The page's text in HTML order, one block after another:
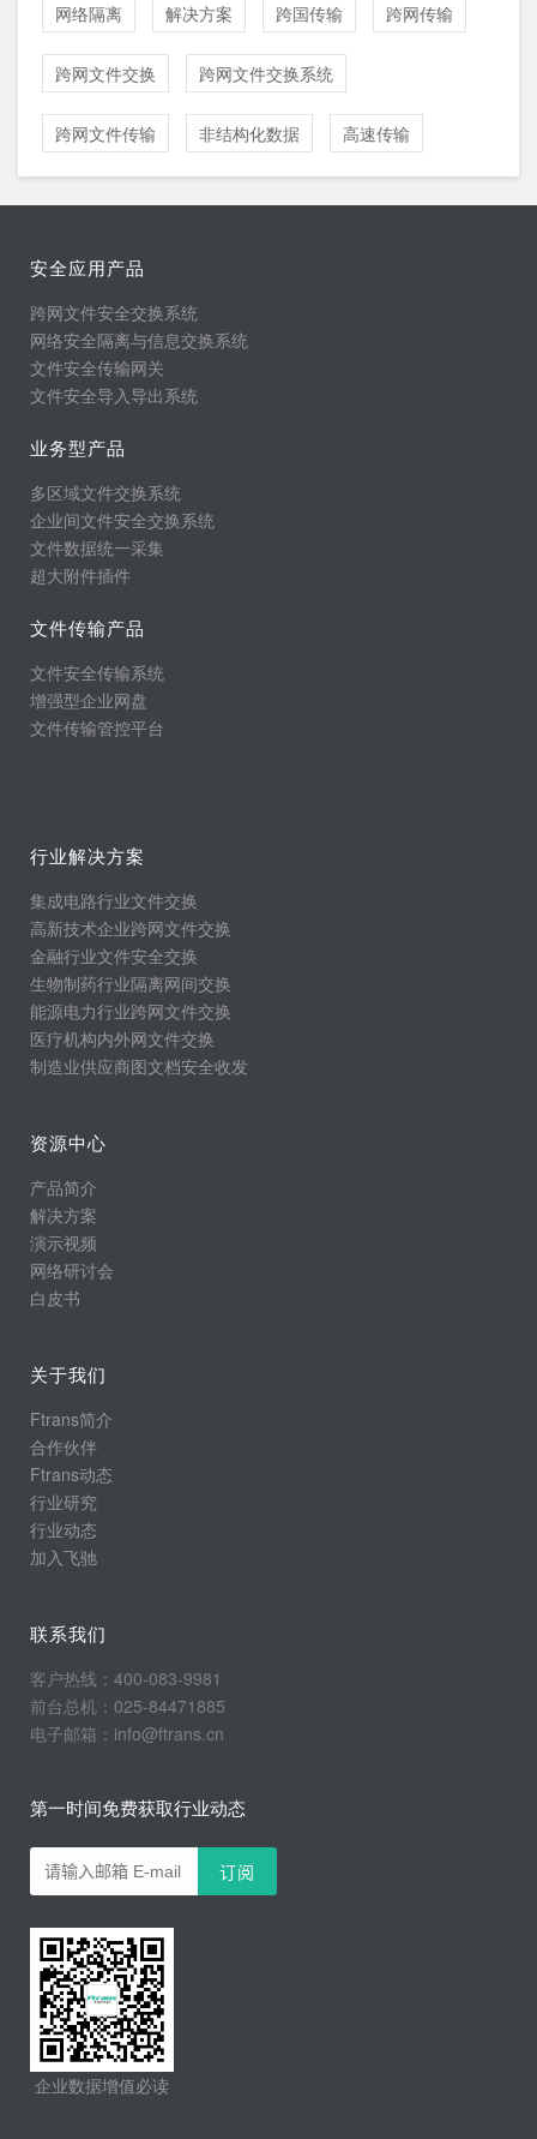
网络隔离 解决方案 跨国传输 跨网传输
跨网文件交换 跨网文件交换系统
跨网文件传输 非结构化数据 高速传输
安全应用产品
跨网文件安全交换系统
网络安全隔离与信息交换系统
文件安全传输网关
文件安全导入导出系统
业务型产品
多区域文件交换系统
企业间文件安全交换系统
文件数据统一采集
超大附件插件
文件传输产品
文件安全传输系统
增强型企业网盘
文件传输管控平台
行业解决方案
集成电路行业文件交换
高新技术企业跨网文件交换
金融行业文件安全交换
生物制药行业隔离网间交换
能源电力行业跨网文件交换
医疗机构内外网文件交换
制造业供应商图文档安全收发
资源中心
产品简介
解决方案
演示视频
网络研讨会
白皮书
关于我们
Ftrans简介
合作伙伴
Ftrans动态
行业研究
行业动态
加入飞驰
联系我们
客户热线：400-083-9981
前台总机：025-84471885
电子邮箱：info@ftrans.cn
第一时间免费获取行业动态
企业数据增值必读